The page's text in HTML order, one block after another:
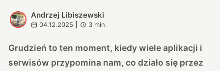
A
Andrzej Libiszewski
04.12.2025 3 min
Grudzień to ten moment, kiedy wiele aplikacji i
serwisów przypomina nam, co działo się przez